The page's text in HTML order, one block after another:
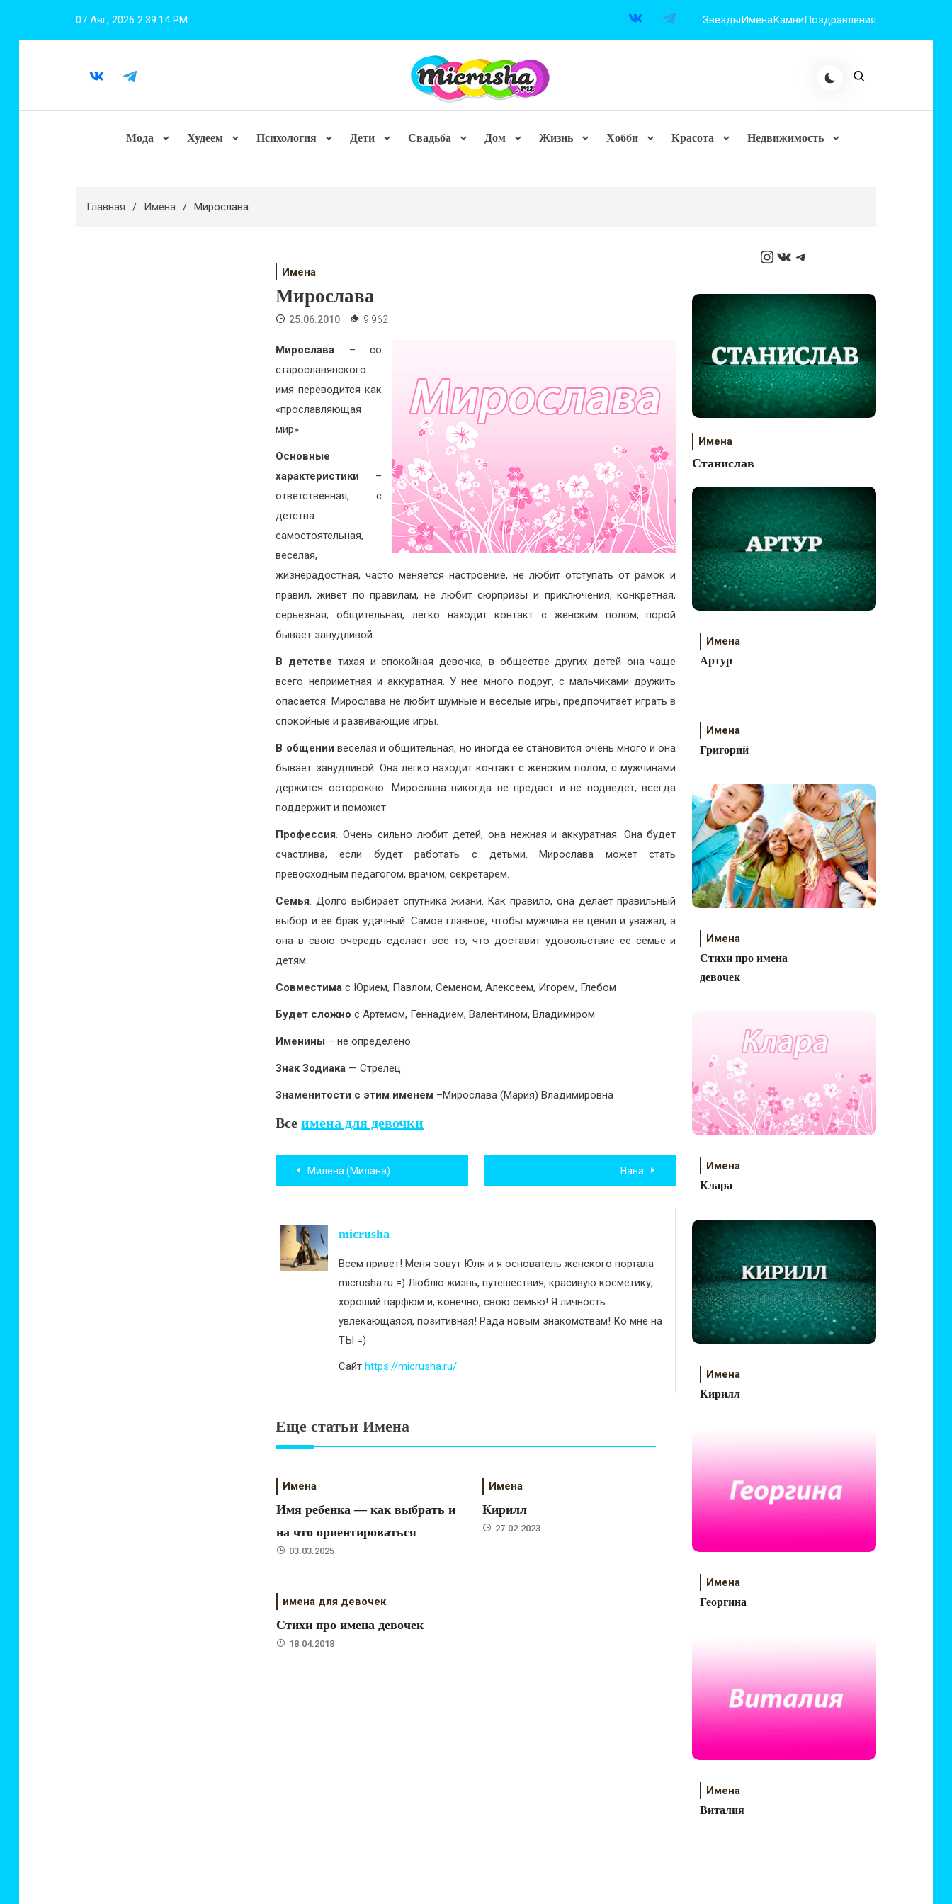
07 Авг, 2026 2:39:14 PM ЗвездыИменаКамниПоздравления
Мода Худеем Психология Дети Свадьба Дом Жизнь Хобби Красота Недвижимость
Главная Имена Мирослава
Имена
Мирослава
25.06.2010 9 962
Мирослава – со
старославянского
имя переводится как
«прославляющая
мир»
Основные
характеристики –
ответственная, с
детства
самостоятельная,
веселая,
жизнерадостная, часто меняется настроение, не любит отступать от рамок и
правил, живет по правилам, не любит сюрпризы и приключения, конкретная,
серьезная, общительная, легко находит контакт с женским полом, порой
бывает занудливой.
В детстве тихая и спокойная девочка, в обществе других детей она чаще
всего неприметная и аккуратная. У нее много подруг, с мальчиками дружить
опасается. Мирослава не любит шумные и веселые игры, предпочитает играть в
спокойные и развивающие игры.
В общении веселая и общительная, но иногда ее становится очень много и она
бывает занудливой. Она легко находит контакт с женским полом, с мужчинами
держится осторожно. Мирослава никогда не предаст и не подведет, всегда
поддержит и поможет.
Профессия. Очень сильно любит детей, она нежная и аккуратная. Она будет
счастлива, если будет работать с детьми. Мирослава может стать
превосходным педагогом, врачом, секретарем.
Семья. Долго выбирает спутника жизни. Как правило, она делает правильный
выбор и ее брак удачный. Самое главное, чтобы мужчина ее ценил и уважал, а
она в свою очередь сделает все то, что доставит удовольствие ее семье и
детям.
Совместима с Юрием, Павлом, Семеном, Алексеем, Игорем, Глебом
Будет сложно с Артемом, Геннадием, Валентином, Владимиром
Именины – не определено
Знак Зодиака — Стрелец
Знаменитости с этим именем –Мирослава (Мария) Владимировна
Всеимена для девочки
Навигация
по
записям
Милена (Милана) Нана
micrusha
Всем привет! Меня зовут Юля и я основатель женского портала
micrusha.ru =) Люблю жизнь, путешествия, красивую косметику,
хороший парфюм и, конечно, свою семью! Я личность
увлекающаяся, позитивная! Рада новым знакомствам! Ко мне на
ТЫ =)
Сайт https://micrusha.ru/
Еще статьи Имена
Имена
Имя ребенка — как выбрать и
на что ориентироваться
03.03.2025
Имена
Кирилл
27.02.2023
имена для девочек
Стихи про имена девочек
18.04.2018
Instagram
ВКонтакте
Telegram
Имена
Станислав
Имена
Артур
Имена
Григорий
Имена
Стихи про имена
девочек
Имена
Клара
Имена
Кирилл
Имена
Георгина
Имена
Виталия